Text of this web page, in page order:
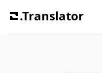
.Translator